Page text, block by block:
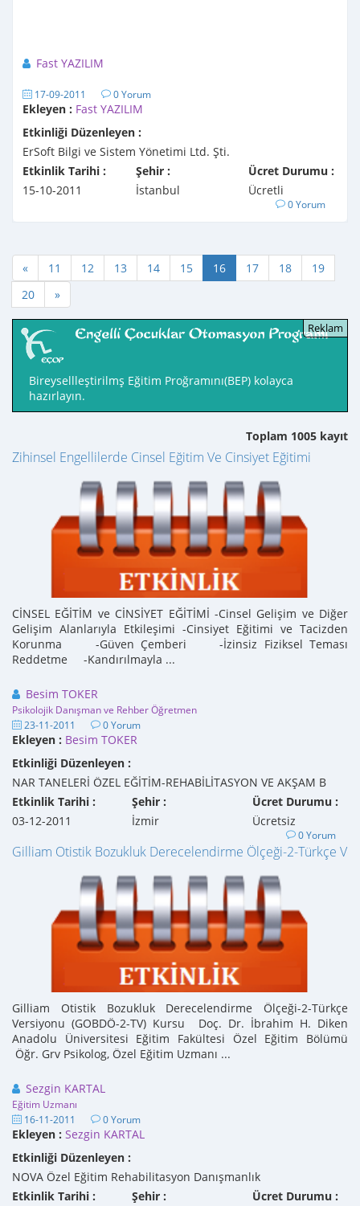
Fast YAZILIM
17-09-2011 0 Yorum
Ekleyen : Fast YAZILIM
Etkinliği Düzenleyen :
ErSoft Bilgi ve Sistem Yönetimi Ltd. Şti.
Etkinlik Tarihi :
15-10-2011
Şehir :
İstanbul
Ücret Durumu :
Ücretli
0 Yorum
« 11 12 13 14 15 16 17 18
19
20
»
Bireysellleştirilmş Eğitim Proğramını(BEP) kolayca
hazırlayın.
Toplam 1005 kayıt
Zihinsel Engellilerde Cinsel Eğitim Ve Cinsiyet Eğitimi
CİNSEL EĞİTİM ve CİNSİYET EĞİTİMİ -Cinsel Gelişim ve Diğer
Gelişim Alanlarıyla Etkileşimi -Cinsiyet Eğitimi ve Tacizden
Korunma -Güven Çemberi -İzinsiz Fiziksel Teması
Reddetme -Kandırılmayla ...
Besim TOKER
Psikolojik Danışman ve Rehber Öğretmen
23-11-2011 0 Yorum
Ekleyen : Besim TOKER
Etkinliği Düzenleyen :
NAR TANELERİ ÖZEL EĞİTİM-REHABİLİTASYON VE AKŞAM B
Etkinlik Tarihi :
03-12-2011
Şehir :
İzmir
Ücret Durumu :
Ücretsiz
0 Yorum
Gilliam Otistik Bozukluk Derecelendirme Ölçeği-2-Türkçe
Gilliam Otistik Bozukluk Derecelendirme Ölçeği-2-Türkçe
Versiyonu (GOBDÖ-2-TV) Kursu Doç. Dr. İbrahim H. Diken
Anadolu Üniversitesi Eğitim Fakültesi Özel Eğitim Bölümü
Öğr. Grv Psikolog, Özel Eğitim Uzmanı ...
Sezgin KARTAL
Eğitim Uzmanı
16-11-2011 0 Yorum
Ekleyen : Sezgin KARTAL
Etkinliği Düzenleyen :
NOVA Özel Eğitim Rehabilitasyon Danışmanlık
Etkinlik Tarihi :
Şehir :
Ücret Durumu :